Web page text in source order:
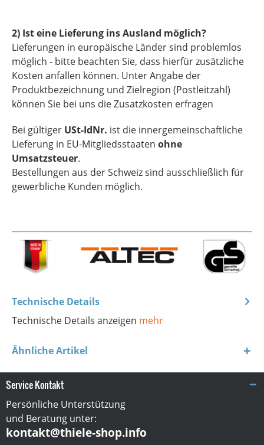
2) Ist eine Lieferung ins Ausland möglich?
Lieferungen in europäische Länder sind problemlos
möglich - bitte beachten Sie, dass hierfür zusätzliche
Kosten anfallen können. Unter Angabe der
Produktbezeichnung und Zielregion (Postleitzahl)
können Sie bei uns die Zusatzkosten erfragen
Bei gültiger USt-IdNr. ist die innergemeinschaftliche
Lieferung in EU-Mitgliedsstaaten ohne
Umsatzsteuer.
Bestellungen aus der Schweiz sind ausschließlich für
gewerbliche Kunden möglich.
Technische Details
Technische Details anzeigen mehr
Ähnliche Artikel
Service Kontakt
Persönliche Unterstützung
und Beratung unter:
kontakt@thiele-shop.info